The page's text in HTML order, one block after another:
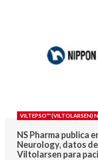
VILTEPSO™ (VILTOLARSEN)
NS Pharma publica
Neurology, datos
Viltolarsen para